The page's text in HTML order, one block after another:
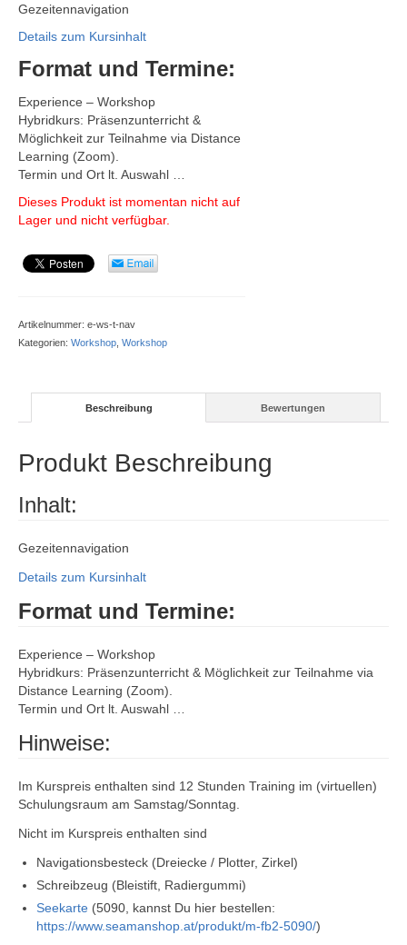
Gezeitennavigation
Details zum Kursinhalt
Format und Termine:
Experience – Workshop
Hybridkurs: Präsenzunterricht &
Möglichkeit zur Teilnahme via Distance
Learning (Zoom).
Termin und Ort lt. Auswahl …
Dieses Produkt ist momentan nicht auf
Lager und nicht verfügbar.
Artikelnummer: e-ws-t-nav
Kategorien: Workshop Workshop
Beschreibung Bewertungen
Produkt Beschreibung
Inhalt:
Gezeitennavigation
Details zum Kursinhalt
Format und Termine:
Experience – Workshop
Hybridkurs: Präsenzunterricht & Möglichkeit zur Teilnahme via
Distance Learning (Zoom).
Termin und Ort lt. Auswahl …
Hinweise:
Im Kurspreis enthalten sind 12 Stunden Training im (virtuellen)
Schulungsraum am Samstag/Sonntag.
Nicht im Kurspreis enthalten sind
Navigationsbesteck (Dreiecke / Plotter, Zirkel)
Schreibzeug (Bleistift, Radiergummi)
Seekarte (5090, kannst Du hier bestellen:
https://www.seamanshop.at/produkt/m-fb2-5090/)